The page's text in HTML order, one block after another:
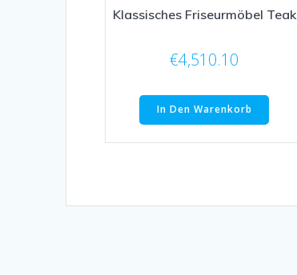
Klassisches Friseurmöbel Teak
€4,510.10
In Den Warenkorb